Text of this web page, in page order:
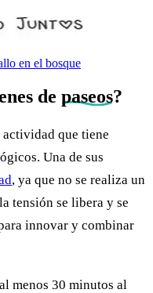
en el bosque
de paseos?
actividad que tiene
Una de sus
, ya que no se realiza un
tensión se libera y se
innovar y combinar
menos 30 minutos al